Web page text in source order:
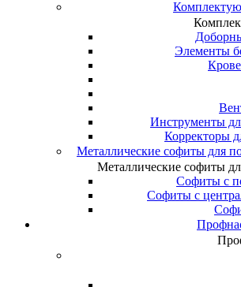
Элементы
Инструменты
Корректоры
Металлические софиты для
Металлические софиты
Софиты с
Софиты с